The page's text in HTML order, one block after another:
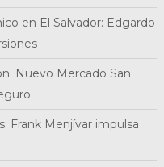
en El Salvador: Edgardo
Nuevo Mercado San
Frank Menjívar impulsa